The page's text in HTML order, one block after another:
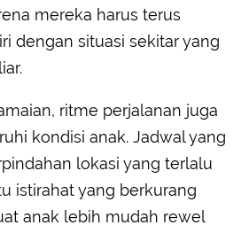
mereka harus terus
dengan situasi sekitar yang
ritme perjalanan juga
kondisi anak. Jadwal yang
lokasi yang terlalu
istirahat yang berkurang
anak lebih mudah rewel